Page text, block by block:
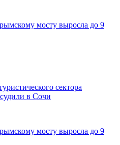
мосту выросла до 9
сектора
в Сочи
мосту выросла до 9